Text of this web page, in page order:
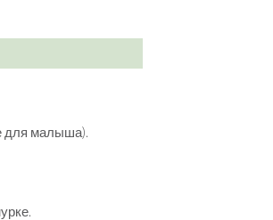
для малыша).